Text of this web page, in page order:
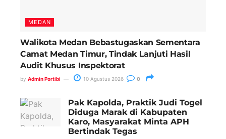
MEDAN
Walikota Medan Bebastugaskan Sementara
Camat Medan Timur, Tindak Lanjuti Hasil
Audit Khusus Inspektorat
by Admin Portibi 10 Agustus 2026 0
Pak Kapolda, Praktik Judi Togel
Diduga Marak di Kabupaten
Karo, Masyarakat Minta APH
Bertindak Tegas